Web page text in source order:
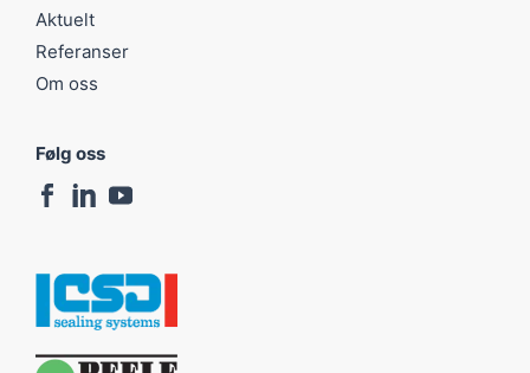
Aktuelt
Referanser
Om oss
Følg oss